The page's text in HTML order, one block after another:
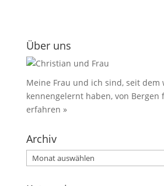
Über uns
Meine Frau und ich sind, seit dem
kennengelernt haben, von Bergen
erfahren »
Archiv
Archiv